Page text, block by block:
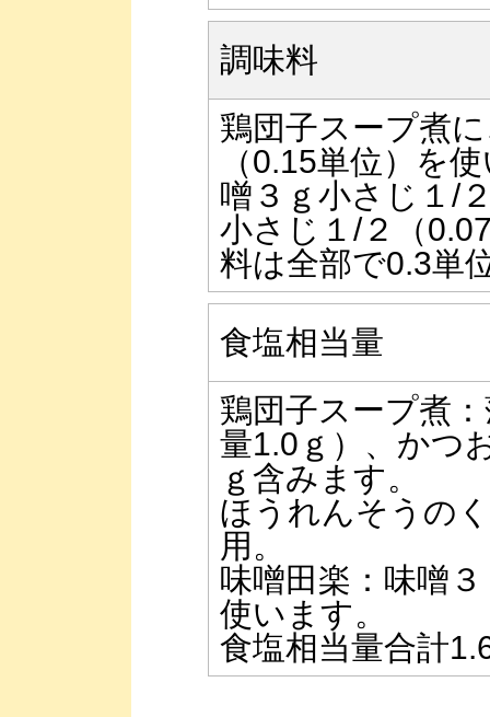
調味料
鶏団子スープ煮
（0.15単位）を
噌３ｇ小さじ１/
小さじ１/２（
料は全部で0.3単
食塩相当量
鶏団子スープ煮
量1.0ｇ）、かつ
ｇ含みます。
ほうれんそうの
用。
味噌田楽：味噌
使います。
食塩相当量合計